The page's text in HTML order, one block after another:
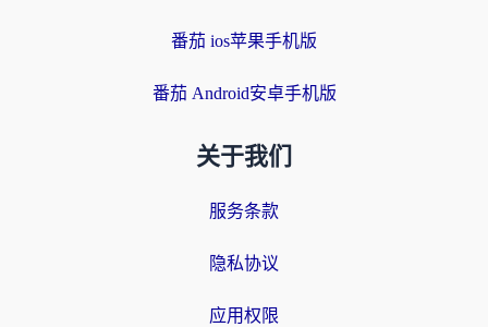
番茄 ios苹果手机版
番茄 Android安卓手机版
关于我们
服务条款
隐私协议
应用权限